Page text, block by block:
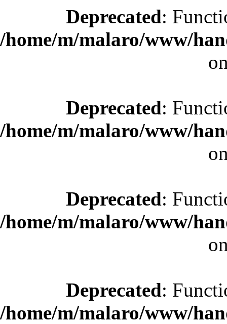
Deprecated:
/home/m/malaro/www/
Deprecated:
/home/m/malaro/www/
Deprecated:
/home/m/malaro/www/
Deprecated:
/home/m/malaro/www/